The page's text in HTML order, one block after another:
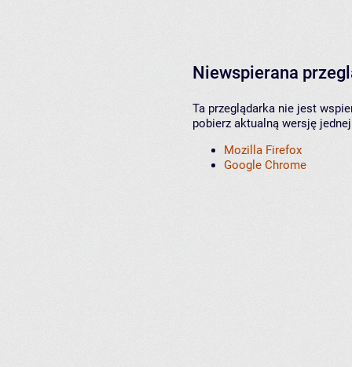
Niewspierana
Ta przeglądarka nie jest
pobierz aktualną wersję
Mozilla Firefox
Google Chrome